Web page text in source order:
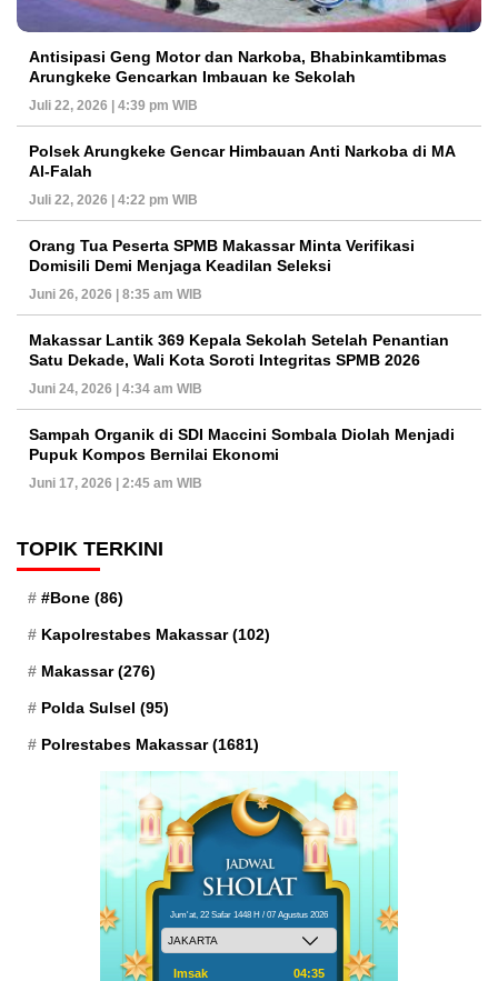
Antisipasi Geng Motor dan Narkoba, Bhabinkamtibmas
Arungkeke Gencarkan Imbauan ke Sekolah
Juli 22, 2026 | 4:39 pm WIB
Polsek Arungkeke Gencar Himbauan Anti Narkoba di MA
Al-Falah
Juli 22, 2026 | 4:22 pm WIB
Orang Tua Peserta SPMB Makassar Minta Verifikasi
Domisili Demi Menjaga Keadilan Seleksi
Juni 26, 2026 | 8:35 am WIB
Makassar Lantik 369 Kepala Sekolah Setelah Penantian
Satu Dekade, Wali Kota Soroti Integritas SPMB 2026
Juni 24, 2026 | 4:34 am WIB
Sampah Organik di SDI Maccini Sombala Diolah Menjadi
Pupuk Kompos Bernilai Ekonomi
Juni 17, 2026 | 2:45 am WIB
TOPIK TERKINI
#Bone (86)
Kapolrestabes Makassar(102)
Makassar(276)
Polda Sulsel (95)
Polrestabes Makassar(1681)
Jum'at, 22 Safar 1448 H / 07 Agustus 2026
Imsak 04:35